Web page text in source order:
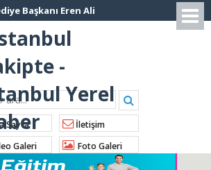
Başkanı Eren Ali
Şanlı Topraklarda:
paylaşımı
Belediye Başkanı Orhan
4 CHP’li belediye başkanı
Sayfa
İletişim
Galeri
Foto Galeri